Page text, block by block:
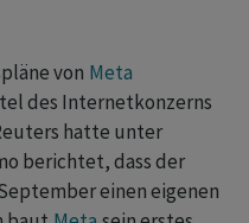
von Meta
des Internetkonzerns
hatte unter
berichtet, dass der
einen eigenen